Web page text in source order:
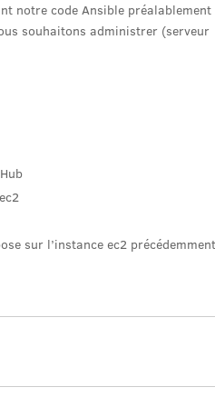
notre code Ansible préalablement
souhaitons administrer (serveur
sur l’instance ec2